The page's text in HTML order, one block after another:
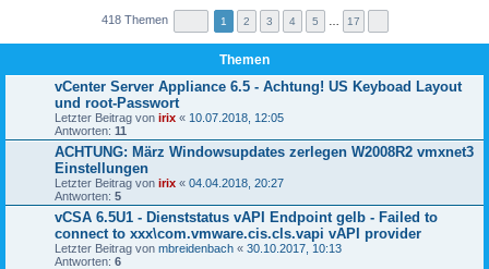
418 Themen 1 2 3 4 5 17
Themen
vCenter Server Appliance 6.5 - Achtung! US Keyboad Layout
und root-Passwort
Letzter Beitrag von irix « 10.07.2018, 12:05
Antworten: 11
ACHTUNG: März Windowsupdates zerlegen W2008R2 vmxnet3
Einstellungen
Letzter Beitrag von irix « 04.04.2018, 20:27
Antworten: 5
vCSA 6.5U1 - Dienststatus vAPI Endpoint gelb - Failed to
connect to xxx\com.vmware.cis.cls.vapi vAPI provider
Letzter Beitrag von mbreidenbach « 30.10.2017, 10:13
Antworten: 6